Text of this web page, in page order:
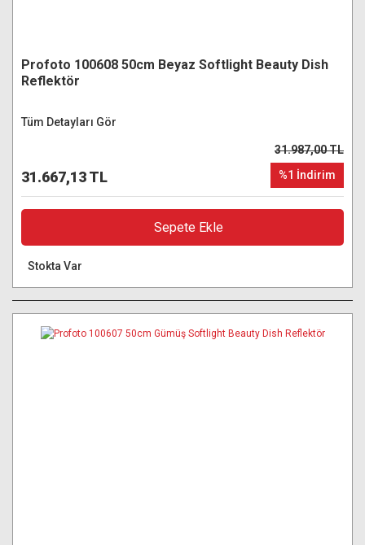
Profoto 100608 50cm Beyaz Softlight Beauty Dish
Reflektör
Tüm Detayları Gör
31.667,13 TL
31.987,00 TL
%1 İndirim
Sepete Ekle
Stokta Var